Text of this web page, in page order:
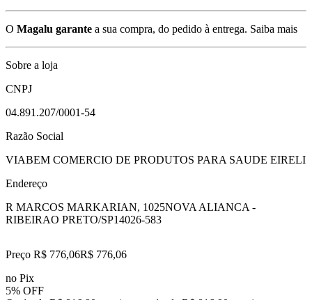
O Magalu garante a sua compra, do pedido à entrega. Saiba mais
Sobre a loja
CNPJ
04.891.207/0001-54
Razão Social
VIABEM COMERCIO DE PRODUTOS PARA SAUDE EIRELI
Endereço
R MARCOS MARKARIAN, 1025NOVA ALIANCA -
RIBEIRAO PRETO/SP14026-583
Preço R$ 776,06R$ 776,06
no Pix
5% OFF